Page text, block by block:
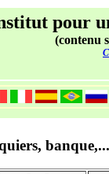
pour
(contenu